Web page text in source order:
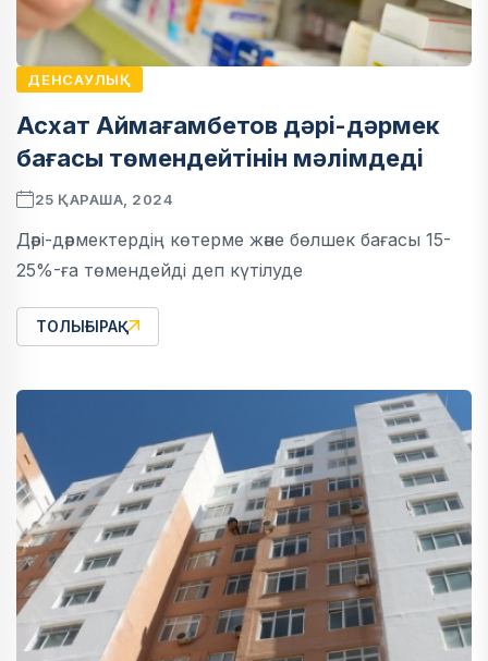
ДЕНСАУЛЫҚ
Асхат Аймағамбетов дәрі-дәрмек
бағасы төмендейтінін мәлімдеді
25 ҚАРАША, 2024
Дәрі-дәрмектердің көтерме және бөлшек бағасы 15-
25%-ға төмендейді деп күтілуде
ТОЛЫҒЫРАҚ